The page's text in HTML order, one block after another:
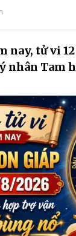
nay, tử vi
nhân Tam